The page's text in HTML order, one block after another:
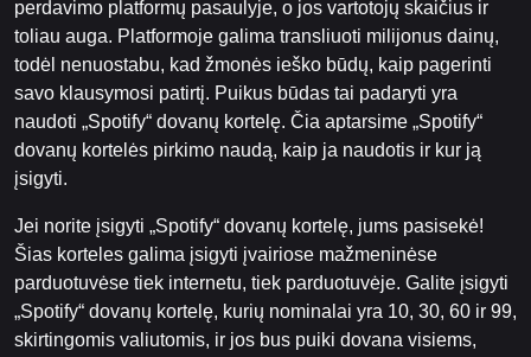
perdavimo platformų pasaulyje, o jos vartotojų skaičius ir
toliau auga. Platformoje galima transliuoti milijonus dainų,
todėl nenuostabu, kad žmonės ieško būdų, kaip pagerinti
savo klausymosi patirtį. Puikus būdas tai padaryti yra
naudoti „Spotify“ dovanų kortelę. Čia aptarsime „Spotify“
dovanų kortelės pirkimo naudą, kaip ja naudotis ir kur ją
įsigyti.
Jei norite įsigyti „Spotify“ dovanų kortelę, jums pasisekė!
Šias korteles galima įsigyti įvairiose mažmeninėse
parduotuvėse tiek internetu, tiek parduotuvėje. Galite įsigyti
„Spotify“ dovanų kortelę, kurių nominalai yra 10, 30, 60 ir 99,
skirtingomis valiutomis, ir jos bus puiki dovana visiems,